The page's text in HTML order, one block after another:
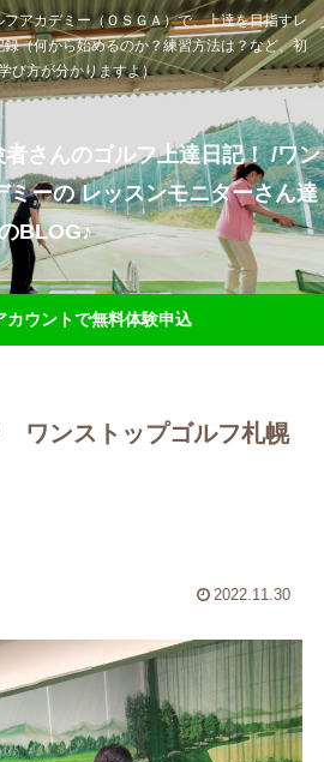
アカデミー（ＯＳＧＡ）で、上達を目指すレ
（何から始めるのか？練習方法は？など、初
び方が分かりますよ）
さんのゴルフ上達日記！ /ワン
ーの レッスンモニターさん達
BLOG♪
カウントで無料体験申込
ンストップゴルフ札幌
2022.11.30